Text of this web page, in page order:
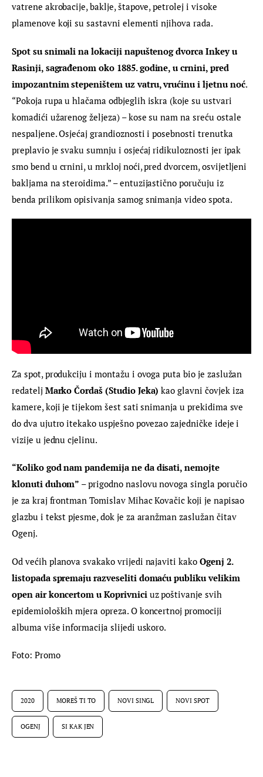
vatrene akrobacije, baklje, štapove, petrolej i visoke
plamenove koji su sastavni elementi njihova rada.
Spot su snimali na lokaciji napuštenog dvorca Inkey u
Rasinji, sagrađenom oko 1885. godine, u crnini, pred
impozantnim stepeništem uz vatru, vrućinu i ljetnu noć.
“Pokoja rupa u hlačama odbjeglih iskra (koje su ustvari
komadići užarenog željeza) – kose su nam na sreću ostale
nespaljene. Osjećaj grandioznosti i posebnosti trenutka
preplavio je svaku sumnju i osjećaj ridikuloznosti jer ipak
smo bend u crnini, u mrkloj noći, pred dvorcem, osvijetljeni
bakljama na steroidima.” – entuzijastično poručuju iz
benda prilikom opisivanja samog snimanja video spota.
Za spot, produkciju i montažu i ovoga puta bio je zaslužan
redatelj Marko Čordaš (Studio Jeka) kao glavni čovjek iza
kamere, koji je tijekom šest sati snimanja u prekidima sve
do dva ujutro itekako uspješno povezao zajedničke ideje i
vizije u jednu cjelinu.
“Koliko god nam pandemija ne da disati, nemojte
klonuti duhom” – prigodno naslovu novoga singla poručio
je za kraj frontman Tomislav Mihac Kovačic koji je napisao
glazbu i tekst pjesme, dok je za aranžman zaslužan čitav
Ogenj.
Od većih planova svakako vrijedi najaviti kako Ogenj 2.
listopada spremaju razveseliti domaću publiku velikim
open air koncertom u Koprivnici uz poštivanje svih
epidemioloških mjera opreza. O koncertnoj promociji
albuma više informacija slijedi uskoro.
Foto: Promo
2020 MOREŠ TI TO NOVI SINGL NOVI SPOT
OGENJ SI KAK JEN